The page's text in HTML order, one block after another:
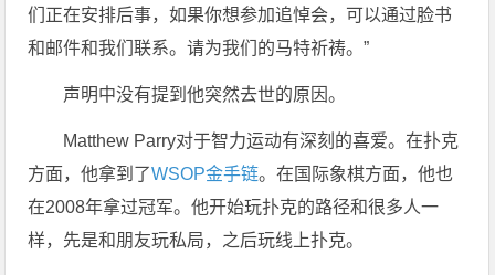
们正在安排后事，如果你想参加追悼会，可以通过脸书
和邮件和我们联系。请为我们的马特祈祷。”
声明中没有提到他突然去世的原因。
Matthew Parry对于智力运动有深刻的喜爱。在扑克
方面，他拿到了WSOP金手链。在国际象棋方面，他也
在2008年拿过冠军。他开始玩扑克的路径和很多人一
样，先是和朋友玩私局，之后玩线上扑克。